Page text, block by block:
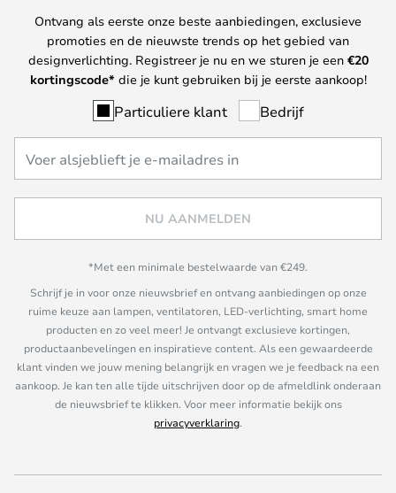
Ontvang als eerste onze beste aanbiedingen, exclusieve
promoties en de nieuwste trends op het gebied van
designverlichting. Registreer je nu en we sturen je een €20
kortingscode* die je kunt gebruiken bij je eerste aankoop!
Particuliere klant Bedrijf
NU AANMELDEN
*Met een minimale bestelwaarde van €249.
Schrijf je in voor onze nieuwsbrief en ontvang aanbiedingen op onze
ruime keuze aan lampen, ventilatoren, LED-verlichting, smart home
producten en zo veel meer! Je ontvangt exclusieve kortingen,
productaanbevelingen en inspiratieve content. Als een gewaardeerde
klant vinden we jouw mening belangrijk en vragen we je feedback na een
aankoop. Je kan ten alle tijde uitschrijven door op de afmeldlink onderaan
de nieuwsbrief te klikken. Voor meer informatie bekijk ons
privacyverklaring.